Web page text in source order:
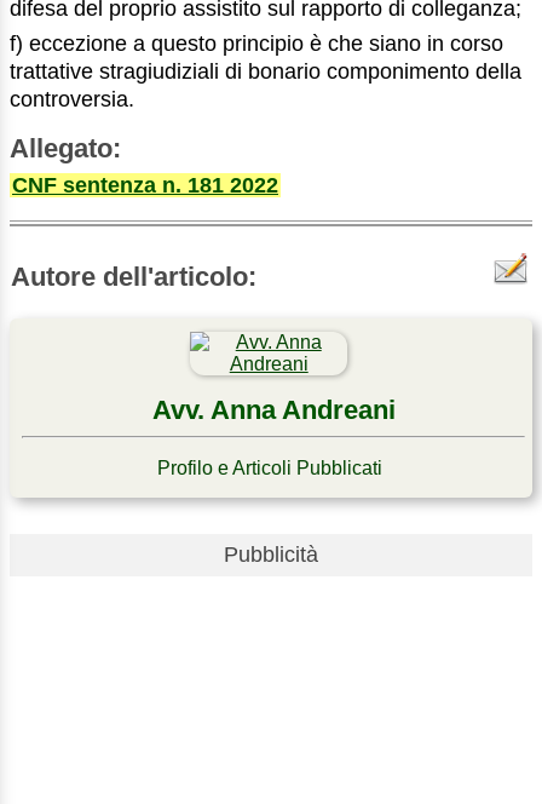
difesa del proprio assistito sul rapporto di colleganza;
f) eccezione a questo principio è che siano in corso
trattative stragiudiziali di bonario componimento della
controversia.
Allegato:
CNF sentenza n. 181 2022
Autore dell'articolo:
Avv. Anna Andreani
Profilo e Articoli Pubblicati
Pubblicità